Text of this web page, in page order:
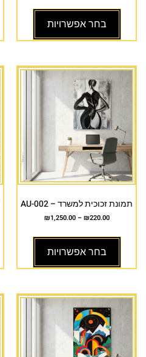
בחר אפשרויות
תמונת זכוכית למשרד – AU-002
₪220.00
–
₪1,250.00
בחר אפשרויות